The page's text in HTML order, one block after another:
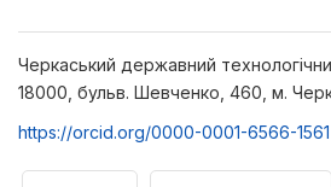
Черкаський державний
18000, бульв. Шевченко, 460, м.
https://orcid.org/0000-0001-6566-1561